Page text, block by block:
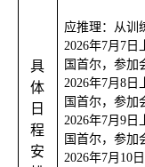
具
体
日
程
安
下午：
应推理：从训
2026年7月 7日
国首尔，参加
2026年7月 8日
国首尔，参加
2026年7月 9日
国首尔，参加
2026年7月 10